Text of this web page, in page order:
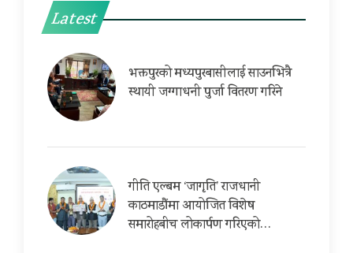
Latest
भक्तपुरको मध्यपुरबासीलाई साउनभित्रै
स्थायी जग्गाधनी पुर्जा वितरण गरिने
गीति एल्बम ‘जागृति’ राजधानी
काठमाडौंमा आयोजित विशेष
समारोहबीच लोकार्पण गरिएको…